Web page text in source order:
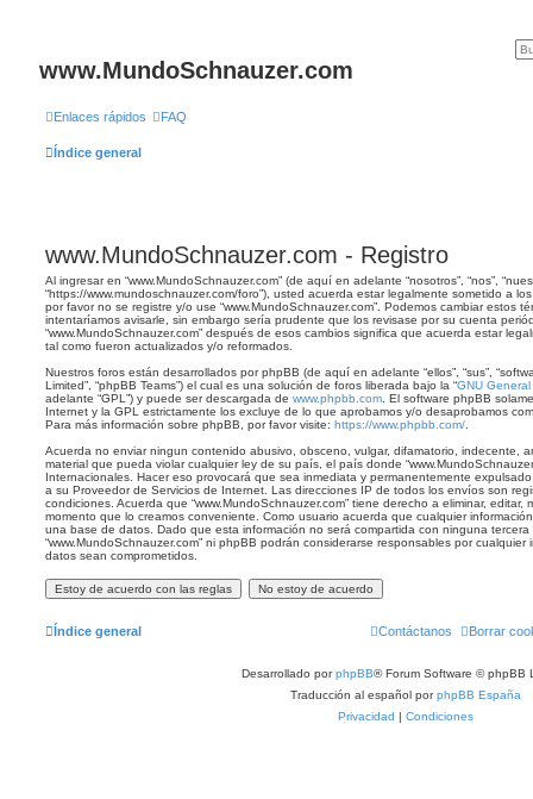
www.MundoSchnauzer.com
Enlaces rápidos FAQ
Índice general
www.MundoSchnauzer.com - Registro
Al ingresar en “www.MundoSchnauzer.com” (de aquí en adelante “nosotros”, “nos”,
“https://www.mundoschnauzer.com/foro”), usted acuerda estar legalmente sometido a
por favor no se registre y/o use “www.MundoSchnauzer.com”. Podemos cambiar estos
intentaríamos avisarle, sin embargo sería prudente que los revisase por su cuenta
“www.MundoSchnauzer.com” después de esos cambios significa que acuerda estar
tal como fueron actualizados y/o reformados.
Nuestros foros están desarrollados por phpBB (de aquí en adelante “ellos”, “sus”,
Limited”, “phpBB Teams”) el cual es una solución de foros liberada bajo la “GNU
adelante “GPL”) y puede ser descargada de www.phpbb.com . El software phpBB
Internet y la GPL estrictamente los excluye de lo que aprobamos y/o desaprobamos
Para más información sobre phpBB, por favor visite: https://www.phpbb.com/
Acuerda no enviar ningun contenido abusivo, obsceno, vulgar, difamatorio, indecente,
material que pueda violar cualquier ley de su país, el país donde
Internacionales. Hacer eso provocará que sea inmediata y permanentemente
a su Proveedor de Servicios de Internet. Las direcciones IP de todos los envíos son
condiciones. Acuerda que “www.MundoSchnauzer.com” tiene derecho a eliminar,
momento que lo creamos conveniente. Como usuario acuerda que cualquier
una base de datos. Dado que esta información no será compartida con ninguna
“www.MundoSchnauzer.com” ni phpBB podrán considerarse responsables por
datos sean comprometidos.
Índice general Borrar
Contáctanos
Desarrollado porphpBB® Forum Software © phpBB
Traducción al español porphpBB España
Privacidad | Condiciones